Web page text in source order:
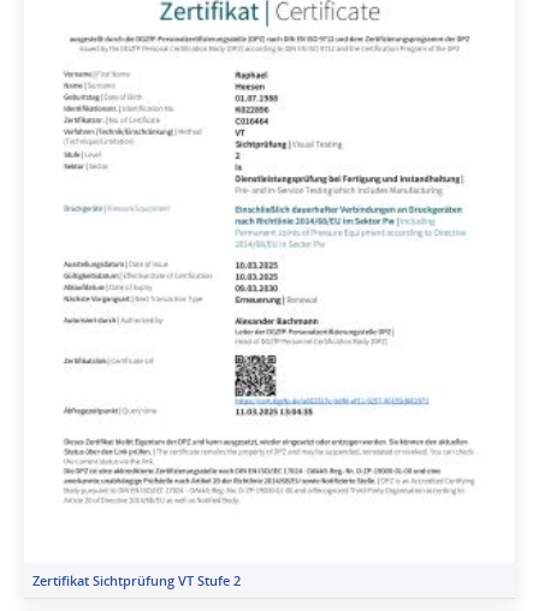
Zertifikat Sichtprüfung VT Stufe 2